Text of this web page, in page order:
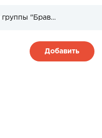
Шахло Зоирова, участница группы "Браво" была в свадебном платье
Добавить